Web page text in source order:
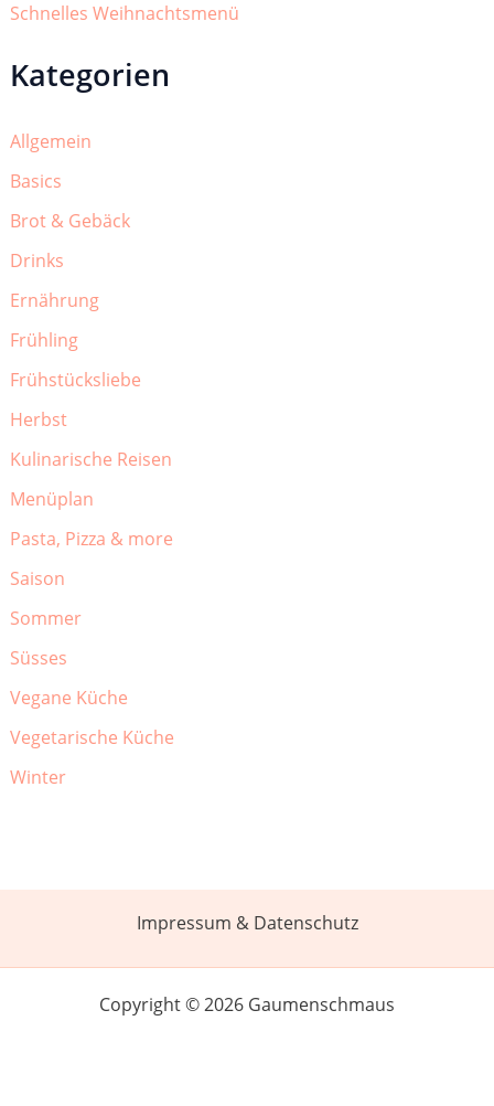
Schnelles Weihnachtsmenü
Kategorien
Allgemein
Basics
Brot & Gebäck
Drinks
Ernährung
Frühling
Frühstücksliebe
Herbst
Kulinarische Reisen
Menüplan
Pasta, Pizza & more
Saison
Sommer
Süsses
Vegane Küche
Vegetarische Küche
Winter
Impressum & Datenschutz
Copyright © 2026 Gaumenschmaus